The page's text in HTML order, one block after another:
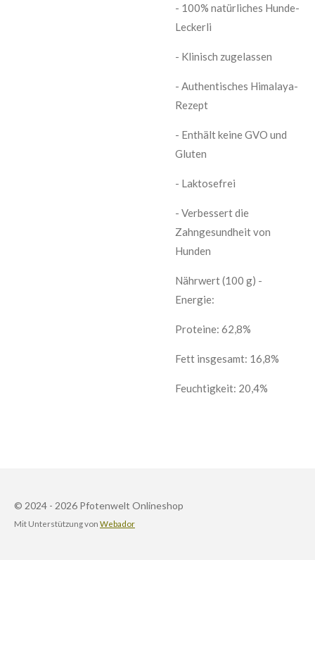
- 100% natürliches Hunde-
Leckerli
- Klinisch zugelassen
- Authentisches Himalaya-
Rezept
- Enthält keine GVO und
Gluten
- Laktosefrei
- Verbessert die
Zahngesundheit von
Hunden
Nährwert (100 g) -
Energie:
Proteine: 62,8%
Fett insgesamt: 16,8%
Feuchtigkeit: 20,4%
© 2024 - 2026 Pfotenwelt Onlineshop
Mit Unterstützung von Webador